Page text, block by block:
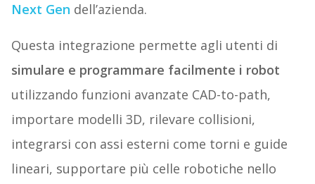
Next Gen dell’azienda.
Questa integrazione permette agli utenti di
simulare e programmare facilmente i robot
utilizzando funzioni avanzate CAD-to-path,
importare modelli 3D, rilevare collisioni,
integrarsi con assi esterni come torni e guide
lineari, supportare più celle robotiche nello